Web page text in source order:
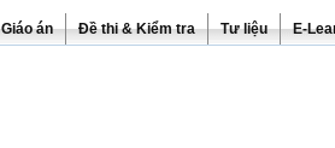
Giáo án Đề thi & Kiểm tra Tư liệu E-